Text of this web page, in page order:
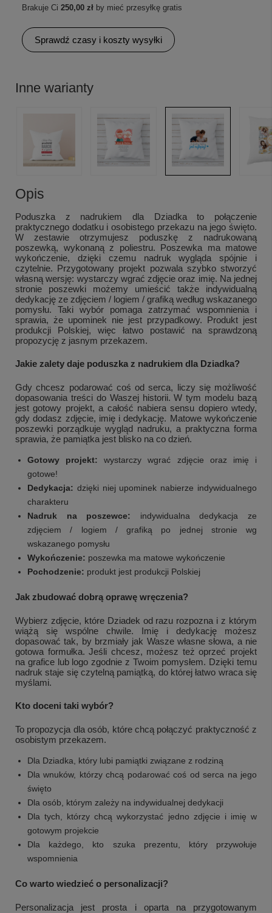
Brakuje Ci 250,00 zł by mieć przesyłkę gratis
Sprawdź czasy i koszty wysyłki
Inne warianty
Opis
Poduszka z nadrukiem dla Dziadka to połączenie
praktycznego dodatku i osobistego przekazu na jego święto.
W zestawie otrzymujesz poduszkę z nadrukowaną
poszewką, wykonaną z poliestru. Poszewka ma matowe
wykończenie, dzięki czemu nadruk wygląda spójnie i
czytelnie. Przygotowany projekt pozwala szybko stworzyć
własną wersję: wystarczy wgrać zdjęcie oraz imię. Na jednej
stronie poszewki możemy umieścić także indywidualną
dedykację ze zdjęciem / logiem / grafiką według wskazanego
pomysłu. Taki wybór pomaga zatrzymać wspomnienia i
sprawia, że upominek nie jest przypadkowy. Produkt jest
produkcji Polskiej, więc łatwo postawić na sprawdzoną
propozycję z jasnym przekazem.
Jakie zalety daje poduszka z nadrukiem dla Dziadka?
Gdy chcesz podarować coś od serca, liczy się możliwość
dopasowania treści do Waszej historii. W tym modelu bazą
jest gotowy projekt, a całość nabiera sensu dopiero wtedy,
gdy dodasz zdjęcie, imię i dedykację. Matowe wykończenie
poszewki porządkuje wygląd nadruku, a praktyczna forma
sprawia, że pamiątka jest blisko na co dzień.
Gotowy projekt: wystarczy wgrać zdjęcie oraz imię i
gotowe!
Dedykacja: dzięki niej upominek nabierze indywidualnego
charakteru
Nadruk na poszewce: indywidualna dedykacja ze
zdjęciem / logiem / grafiką po jednej stronie wg
wskazanego pomysłu
Wykończenie: poszewka ma matowe wykończenie
Pochodzenie: produkt jest produkcji Polskiej
Jak zbudować dobrą oprawę wręczenia?
Wybierz zdjęcie, które Dziadek od razu rozpozna i z którym
wiążą się wspólne chwile. Imię i dedykację możesz
dopasować tak, by brzmiały jak Wasze własne słowa, a nie
gotowa formułka. Jeśli chcesz, możesz też oprzeć projekt
na grafice lub logo zgodnie z Twoim pomysłem. Dzięki temu
nadruk staje się czytelną pamiątką, do której łatwo wraca się
myślami.
Kto doceni taki wybór?
To propozycja dla osób, które chcą połączyć praktyczność z
osobistym przekazem.
Dla Dziadka, który lubi pamiątki związane z rodziną
Dla wnuków, którzy chcą podarować coś od serca na jego
święto
Dla osób, którym zależy na indywidualnej dedykacji
Dla tych, którzy chcą wykorzystać jedno zdjęcie i imię w
gotowym projekcie
Dla każdego, kto szuka prezentu, który przywołuje
wspomnienia
Co warto wiedzieć o personalizacji?
Personalizacja jest prosta i oparta na przygotowanym